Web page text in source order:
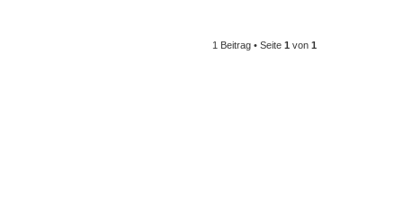
1 Beitrag • Seite 1 von 1